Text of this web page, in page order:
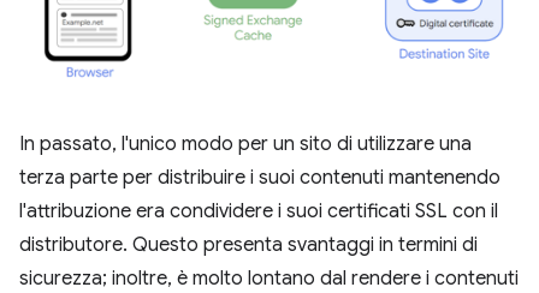
In passato, l'unico modo per un sito di utilizzare una
terza parte per distribuire i suoi contenuti mantenendo
l'attribuzione era condividere i suoi certificati SSL con il
distributore. Questo presenta svantaggi in termini di
sicurezza; inoltre, è molto lontano dal rendere i contenuti